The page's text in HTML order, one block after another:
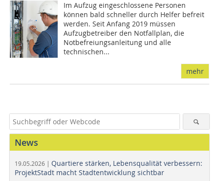
Im Aufzug eingeschlossene Personen
können bald schneller durch Helfer befreit
werden. Seit Anfang 2019 müssen
Aufzugbetreiber den Notfallplan, die
Notbefreiungsanleitung und alle
technischen...
mehr
News
19.05.2026 | Quartiere stärken, Lebensqualität verbessern:
ProjektStadt macht Stadtentwicklung sichtbar